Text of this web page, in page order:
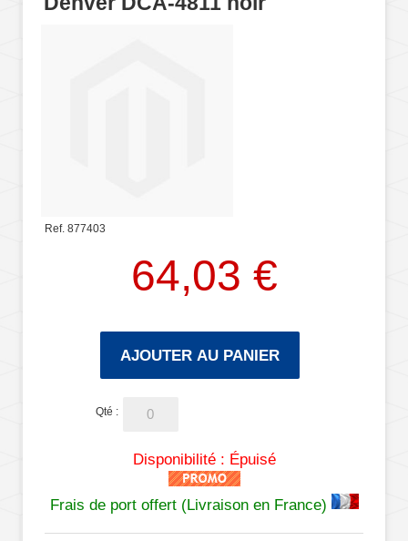
Ref. 877403
64,03 €
AJOUTER AU PANIER
Qté :
Disponibilité : Épuisé
Frais de port offert (Livraison en France)